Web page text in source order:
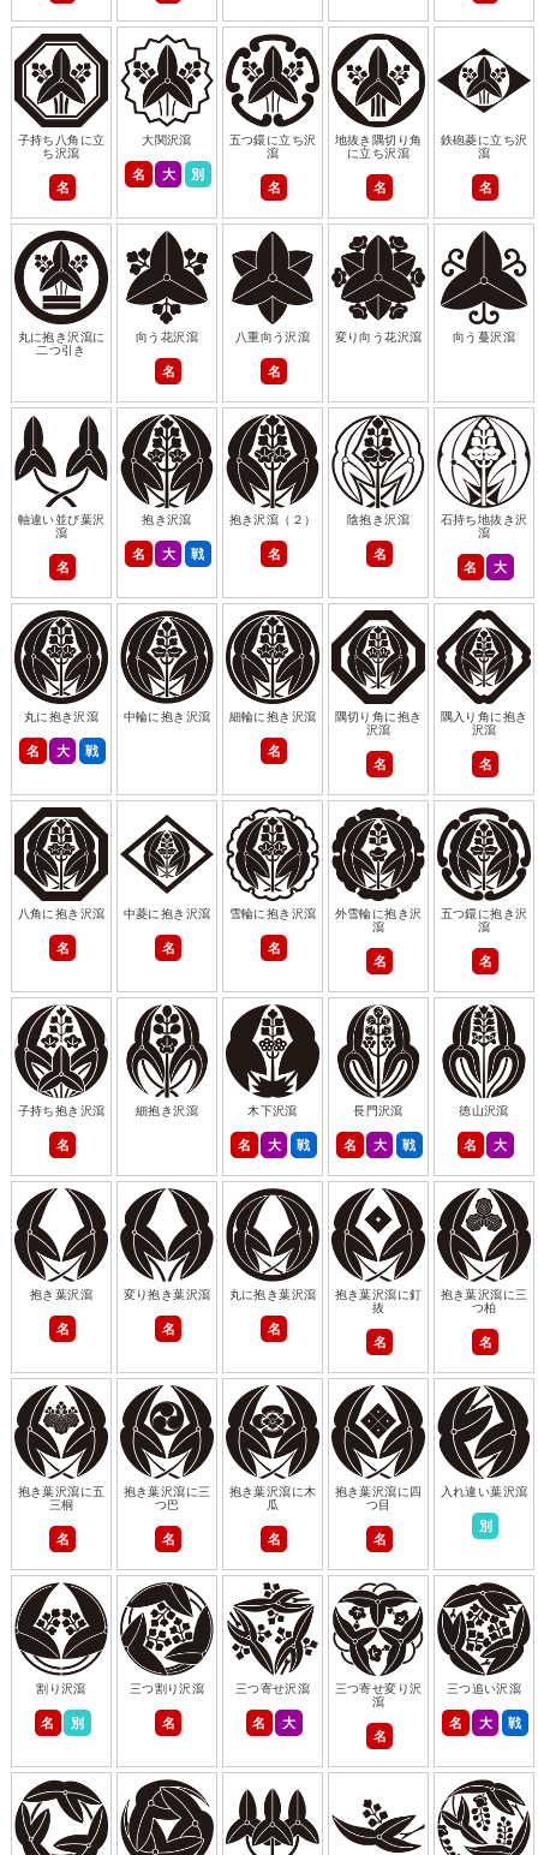
子持ち八角に立
ち沢瀉
名
大関沢瀉
名 大 別
五つ鐶に立ち沢
瀉
名
地抜き隅切り角
に立ち沢瀉
名
鉄砲菱に立ち沢
瀉
名
丸に抱き沢瀉に
二つ引き
向う花沢瀉
名
八重向う沢瀉
名
変り向う花沢瀉 向う蔓沢瀉
軸違い並び葉沢
瀉
名
抱き沢瀉
名 大 戦
抱き沢瀉（２）
名
陰抱き沢瀉
名
石持ち地抜き沢
瀉
名 大
丸に抱き沢瀉
名 大 戦
中輪に抱き沢瀉 細輪に抱き沢瀉
名
隅切り角に抱き
沢瀉
名
隅入り角に抱き
沢瀉
名
八角に抱き沢瀉
名
中菱に抱き沢瀉
名
雪輪に抱き沢瀉
名
外雪輪に抱き沢
瀉
名
五つ鐶に抱き沢
瀉
名
子持ち抱き沢瀉
名
細抱き沢瀉 木下沢瀉
名 大 戦
長門沢瀉
名 大 戦
徳山沢瀉
名 大
抱き葉沢瀉
名
変り抱き葉沢瀉
名
丸に抱き葉沢瀉
名
抱き葉沢瀉に釘
抜
名
抱き葉沢瀉に三
つ柏
名
抱き葉沢瀉に五
三桐
名
抱き葉沢瀉に三
つ巴
名
抱き葉沢瀉に木
瓜
名
抱き葉沢瀉に四
つ目
名
入れ違い葉沢瀉
別
割り沢瀉
名 別
三つ割り沢瀉
名
三つ寄せ沢瀉
名 大
三つ寄せ変り沢
瀉
名
三つ追い沢瀉
名 大 戦